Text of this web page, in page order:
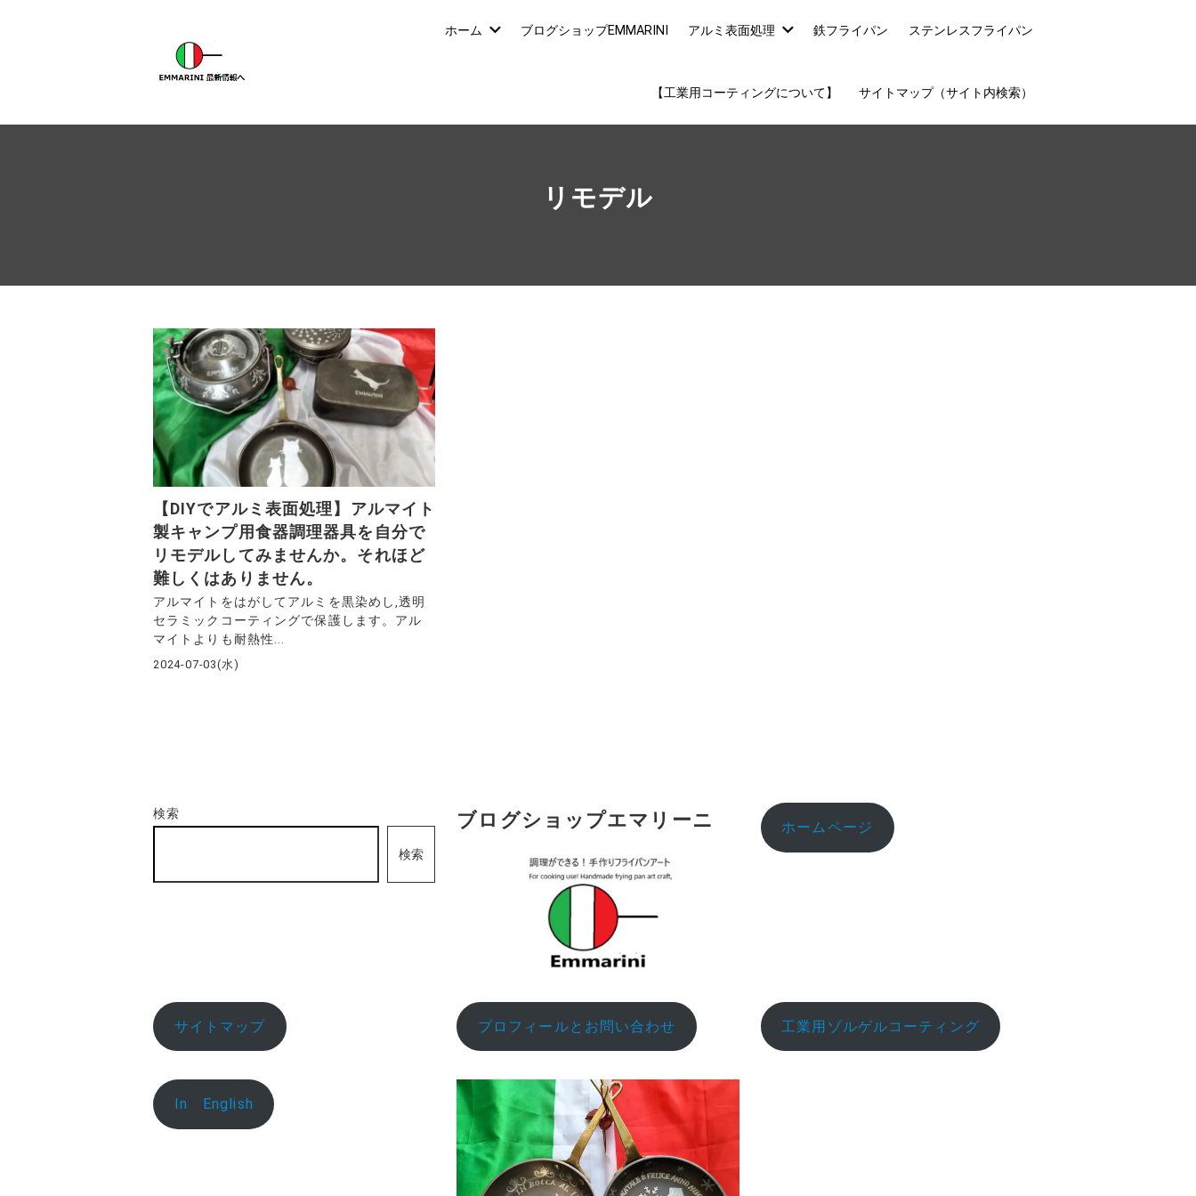
ホーム ブログショップEMMARINI アルミ表面処理 鉄フライパン ステンレスフライパン
【工業用コーティングについて】 サイトマップ（サイト内検索）
リモデル
【DIYでアルミ表面処理】アルマイト
製キャンプ用食器調理器具を自分で
リモデルしてみませんか。それほど
難しくはありません。
アルマイトをはがしてアルミを黒染めし,透明
セラミックコーティングで保護します。アル
マイトよりも耐熱性...
2024-07-03(水)
検索
検索
ブログショップエマリーニ ホームページ
サイトマップ プロフィールとお問い合わせ 工業用ゾルゲルコーティング
In English